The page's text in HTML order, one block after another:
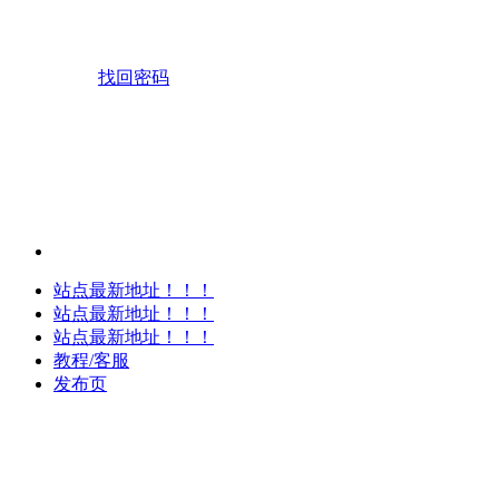
找回密码
站点最新地址！！！
站点最新地址！！！
站点最新地址！！！
教程/客服
发布页